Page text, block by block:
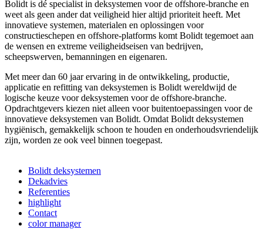
Bolidt is dé specialist in deksystemen voor de offshore-branche en
weet als geen ander dat veiligheid hier altijd prioriteit heeft. Met
innovatieve systemen, materialen en oplossingen voor
constructieschepen en offshore-platforms komt Bolidt tegemoet aan
de wensen en extreme veiligheidseisen van bedrijven,
scheepswerven, bemanningen en eigenaren.
Met meer dan 60 jaar ervaring in de ontwikkeling, productie,
applicatie en refitting van deksystemen is Bolidt wereldwijd de
logische keuze voor deksystemen voor de offshore-branche.
Opdrachtgevers kiezen niet alleen voor buitentoepassingen voor de
innovatieve deksystemen van Bolidt. Omdat Bolidt deksystemen
hygiënisch, gemakkelijk schoon te houden en onderhoudsvriendelijk
zijn, worden ze ook veel binnen toegepast.
Bolidt deksystemen
Dekadvies
Referenties
highlight
Contact
color manager